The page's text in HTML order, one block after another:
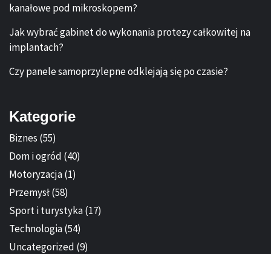
kanałowe pod mikroskopem?
Jak wybrać gabinet do wykonania protezy całkowitej na
implantach?
Czy panele samoprzylepne odklejają się po czasie?
Kategorie
Biznes (55)
Dom i ogród (40)
Motoryzacja(1)
Przemysł(58)
Sport i turystyka(17)
Technologia(54)
Uncategorized (9)